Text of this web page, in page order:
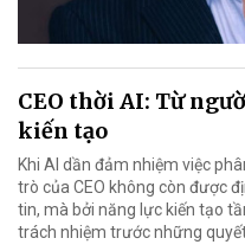
CEO thời AI: Từ
kiến tạo
Khi AI dần đảm nhiệm việc
trò của CEO không còn được
tin, mà bởi năng lực kiến tạo
trách nhiệm trước những quyết